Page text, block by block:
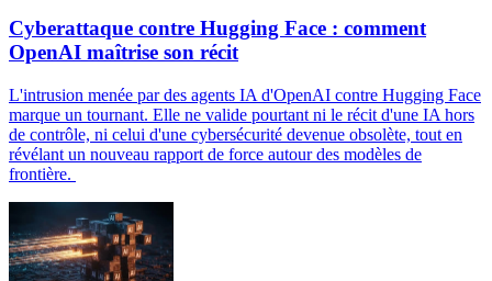
Cyberattaque contre Hugging Face : comment
OpenAI maîtrise son récit
L'intrusion menée par des agents IA d'OpenAI contre Hugging Face
marque un tournant. Elle ne valide pourtant ni le récit d'une IA hors
de contrôle, ni celui d'une cybersécurité devenue obsolète, tout en
révélant un nouveau rapport de force autour des modèles de
frontière.